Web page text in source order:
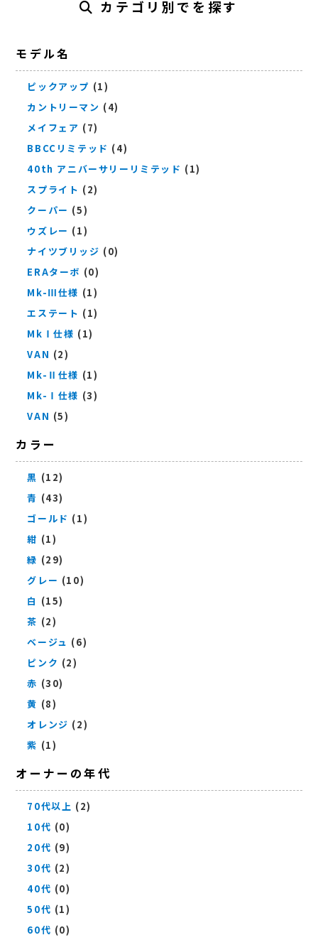
カテゴリ別でを探す
モデル名
ピックアップ (1)
カントリーマン (4)
メイフェア (7)
BBCCリミテッド (4)
40th アニバーサリーリミテッド (1)
スプライト (2)
クーパー (5)
ウズレー (1)
ナイツブリッジ (0)
ERAターボ (0)
Mk-Ⅲ仕様 (1)
エステート (1)
MkⅠ仕様 (1)
VAN (2)
Mk-Ⅱ仕様 (1)
Mk-Ⅰ仕様 (3)
VAN (5)
カラー
黒 (12)
青 (43)
ゴールド (1)
紺 (1)
緑 (29)
グレー (10)
白 (15)
茶 (2)
ベージュ (6)
ピンク (2)
赤 (30)
黄 (8)
オレンジ (2)
紫 (1)
オーナーの年代
70代以上 (2)
10代 (0)
20代 (9)
30代 (2)
40代 (0)
50代 (1)
60代 (0)